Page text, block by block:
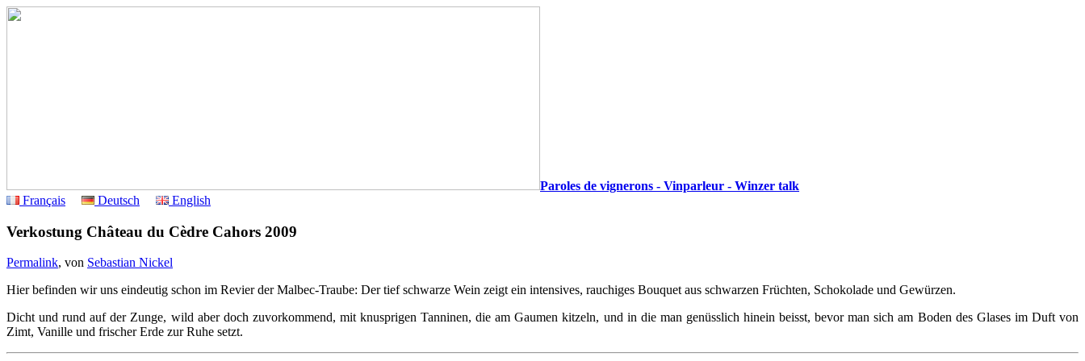
Paroles de vignerons - Vinparleur - Winzer talk
Français
Deutsch English
Verkostung Château du Cèdre Cahors 2009
Permalink, von Sebastian Nickel
Hier befinden wir uns eindeutig schon im Revier der Malbec-Traube: Der tief schwarze Wein zeigt ein intensives, rauchiges Bouquet aus schwarzen Früchten, Schokolade und Gewürzen.
Dicht und rund auf der Zunge, wild aber doch zuvorkommend, mit knusprigen Tanninen, die am Gaumen kitzeln, und in die man genüsslich hinein beisst, bevor man sich am Boden des Glases im Duft von
Zimt, Vanille und frischer Erde zur Ruhe setzt.